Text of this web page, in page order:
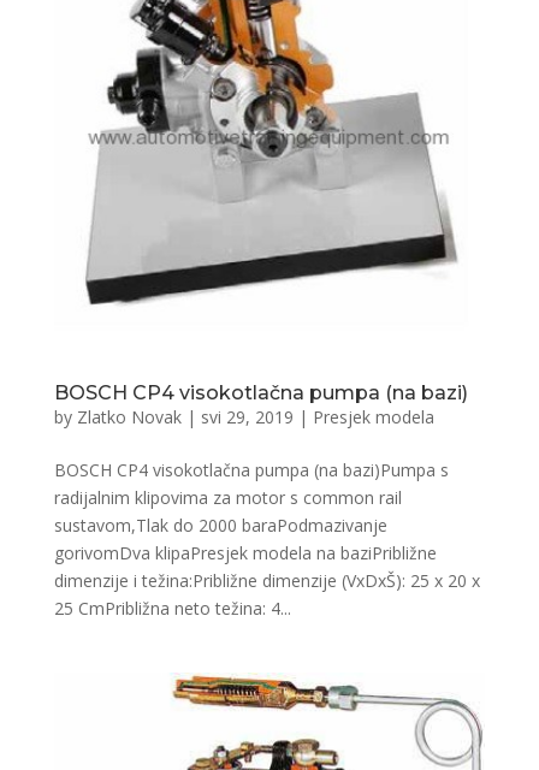
BOSCH CP4 visokotlačna pumpa (na bazi)
by Zlatko Novak| svi 29, 2019 | Presjek modela
BOSCH CP4 visokotlačna pumpa (na bazi)Pumpa s
radijalnim klipovima za motor s common rail
sustavom,Tlak do 2000 baraPodmazivanje
gorivomDva klipaPresjek modela na baziPribližne
dimenzije i težina:Približne dimenzije (VxDxŠ): 25 x 20 x
25 CmPribližna neto težina: 4...